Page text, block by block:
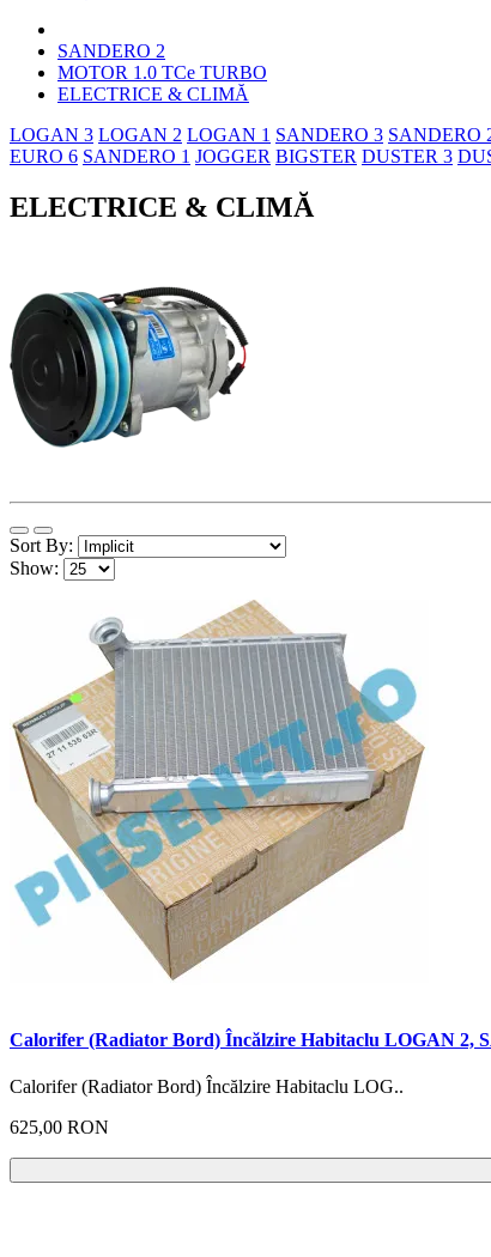
SANDERO 2
MOTOR 1.0 TCe TURBO
ELECTRICE & CLIMĂ
LOGAN 3 LOGAN 2 LOGAN 1 SANDERO 3 SANDERO
EURO 6 SANDERO 1 JOGGER BIGSTER DUSTER 3
ELECTRICE & CLIMĂ
Sort By:
Show:
Calorifer (Radiator Bord) Încălzire Habitaclu LOGAN 2,
Calorifer (Radiator Bord) Încălzire Habitaclu LOG..
625,00 RON